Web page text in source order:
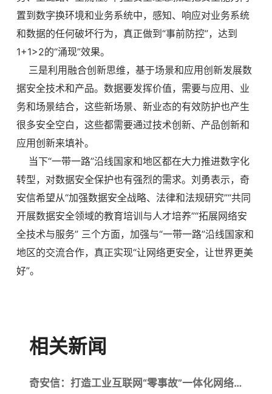
置到数字换环境和业务系统中，感知、响应对业务系统
和数据的任何破坏行为，真正做到“事前防控”，达到
1+1>2的“涌现”效果。
三是利用融合创新思维，基于场景和应用创新发展数
据安全技术和产品。数据要发挥价值，需要与应用、业
务和场景结合，这些新场景、新业态的有效防护也产生
很多安全空白，这些都需要通过技术创新、产品创新和
应用创新来填补。
当下“一带一路”沿线国家和地区都在大力推进数字化
转型，对数据安全保护也有强烈的需求。刘勇表示，奇
安信希望从“加强数据安全战略、法律和法规研究”“共同
开展数据安全领域的教育培训与人才培养”“拓展网络安
全技术与服务” 三个方面，加强与“一带一路”沿线国家和
地区的交流合作，真正实现“让网络更安全，让世界更美
好”。
相关新闻
奇安信：打造工业互联网“零事故”一体化网络安全运营体系